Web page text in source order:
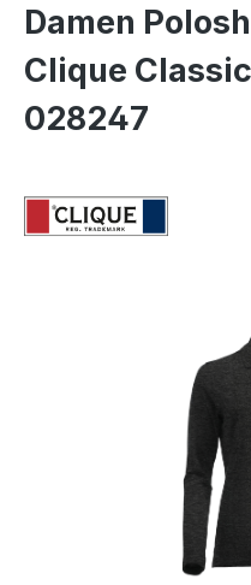
Damen
Clique
028247
Bildergalerie